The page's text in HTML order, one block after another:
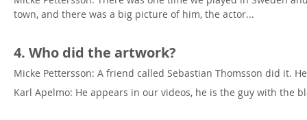
town, and there was a big picture of him, the actor...
4. Who did the artwork?
Micke Pettersson: A friend called Sebastian Thomsson did it.
Karl Apelmo: He appears in our videos, he is the guy with the